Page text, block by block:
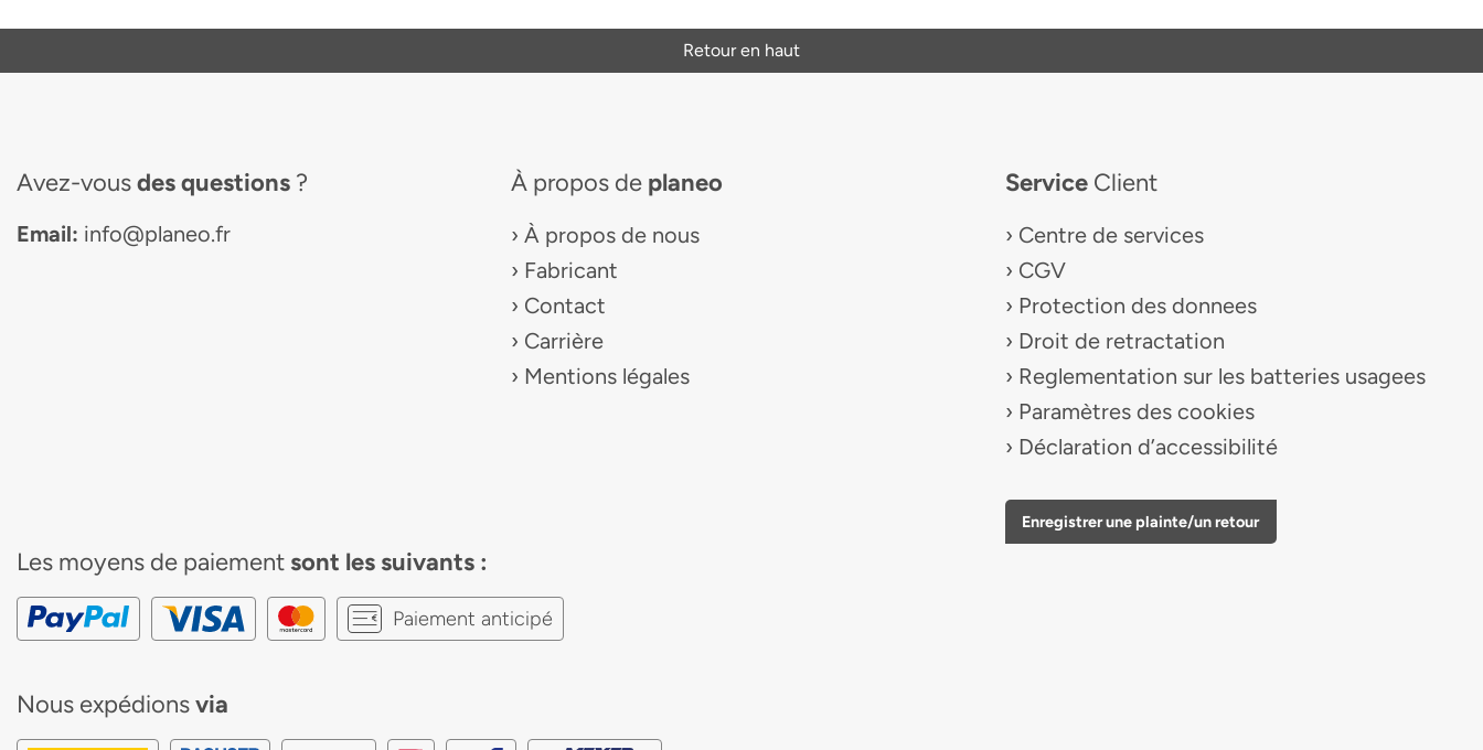
Retour en haut
Avez-vousdes questions ?
Email: info@planeo.fr
À propos de planeo
À propos de nous
Fabricant
Contact
Carrière
Mentions légales
ServiceClient
Centre de services
CGV
Protection des donnees
Droit de retractation
Reglementation sur les batteries usagees
Paramètres des cookies
Déclaration d’accessibilité
Enregistrer une plainte/un retour
Les moyens de paiement sont les suivants :
Paiement anticipé
Nous expédionsvia